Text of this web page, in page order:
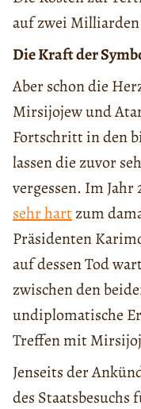
auf zwei
Die Kraft der
Aber schon die
Mirsijojew und
Fortschritt in den
lassen die zuvor
vergessen. Im Jahr
sehr hartzum
Präsidenten
auf dessen Tod
zwischen den
undiplomatische
Treffen mit
Jenseits der
des